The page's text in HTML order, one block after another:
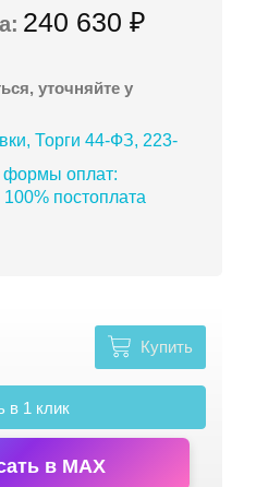
240 630 ₽
уточняйте у
Торги 44-ФЗ, 223-
оплат:
постоплата
Купить
в 1 клик
в MAX